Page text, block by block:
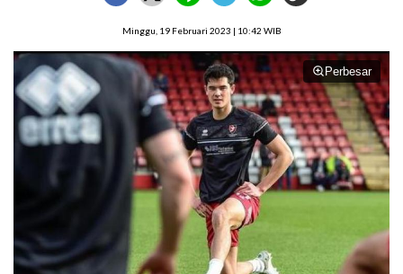
Minggu, 19 Februari 2023 | 10:42 WIB
Perbesar